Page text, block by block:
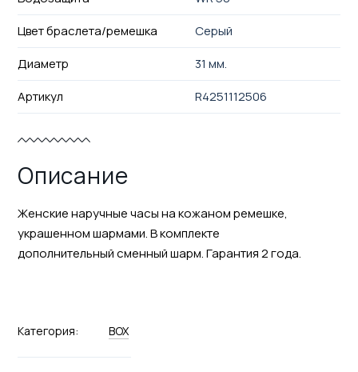
Цвет браслета/ремешка
Серый
Диаметр
31 мм.
Артикул
R4251112506
Описание
Женские наручные часы на кожаном ремешке,
украшенном шармами. В комплекте
дополнительный сменный шарм. Гарантия 2 года.
Категория: BOX